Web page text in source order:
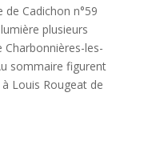
Cadichon n°59
plusieurs
Charbonnières-les-
sommaire figurent
Louis Rougeat de